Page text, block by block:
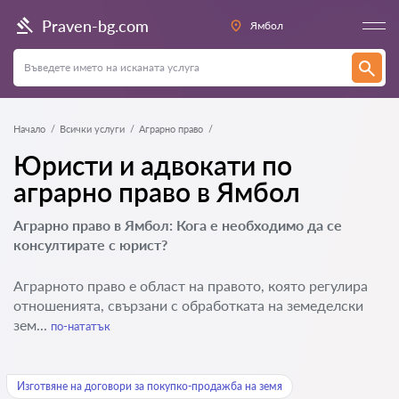
Praven-bg.com Ямбол
Начало Всички услуги Аграрно право
Юристи и адвокати по
аграрно право в Ямбол
Аграрно право в Ямбол: Кога е необходимо да се
консултирате с юрист?
Аграрното право е област на правото, която регулира
отношенията, свързани с обработката на земеделски
зем... по-нататък
Изготвяне на договори за покупко-продажба на земя